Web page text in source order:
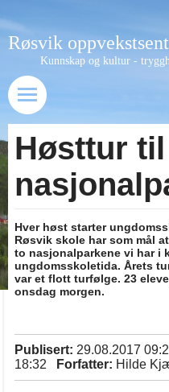
Røsvik
Kunnskap og kultur -
Høsttur
Hver høst starter
Røsvik skole har som mål
to nasjonalparkene vi har i
ungdomsskoletida. Årets
var et flott turfølge. 23
onsdag morgen.
Publisert: 29.08.2017
18:32
Forfatter: Hilde